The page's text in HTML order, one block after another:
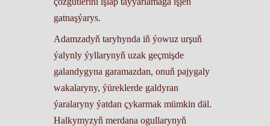
gatnaşýarys.
Adamzadyň taryhynda iň ýowuz urşuň
ýalynly ýyllarynyň uzak geçmişde
galandygyna garamazdan, onuň pajygaly
wakalaryny, ýüreklerde galdyran
ýaralaryny ýatdan çykarmak mümkin däl.
Halkymyzyň merdana ogullarynyň